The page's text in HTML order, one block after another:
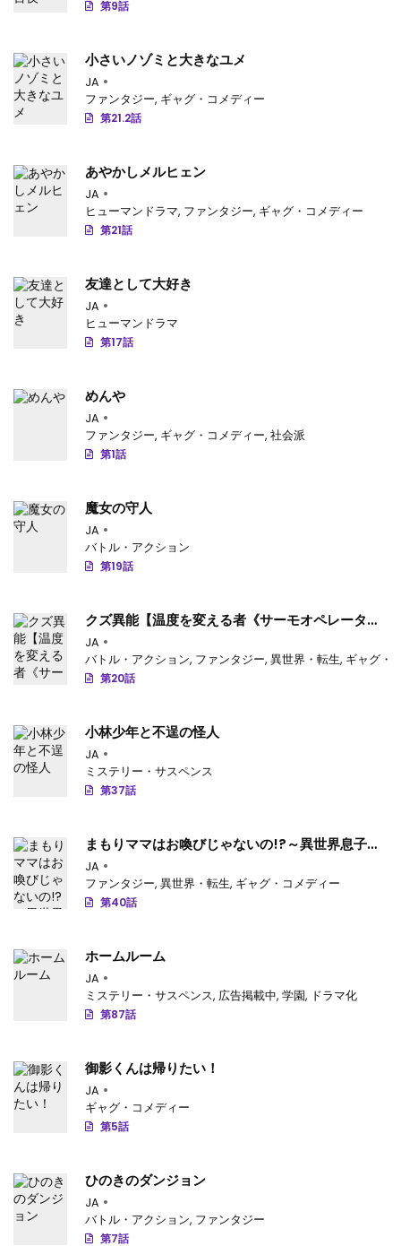
第42話 : 第42話
第41話 : 第41話
第39話 : 第39話
: 第38話
第36話 : 第36話
: 第35話
: 第34話
第33話 : 第33話
: 第32話
: 第31話
: 第29話
: 第28話
第26話 : 第26話
第25話 : 第25話
第23話 : 第23話
: 第22話
第20話 : 第20話
第19話 : 第19話
第17話 : 第17話
: 第16話
第14話 : 第14話
第13話 : 第13話
第11話 : 第11話
: 第10話
第9話
小さいノゾミと大きなユメ
JA
ファンタジー, ギャグ・コメディー
第21.2話
あやかしメルヒェン
JA
ヒューマンドラマ, ファンタジー, ギャグ・コメディー
第21話
友達として大好き
JA
ヒューマンドラマ
第17話
めんや
JA
ファンタジー, ギャグ・コメディー, 社会派
第1話
魔女の守人
JA
バトル・アクション
第19話
クズ異能【温度を変える者《サーモオペレータ
ー》】の 俺が無双するまで
JA
バトル・アクション, ファンタジー, 異世界・転生, ギャグ・
第20話
小林少年と不逞の怪人
JA
ミステリー・サスペンス
第37話
まもりママはお喚びじゃないの!?～異世界息子反
抗記～
JA
ファンタジー, 異世界・転生, ギャグ・コメディー
第40話
ホームルーム
JA
ミステリー・サスペンス, 広告掲載中, 学園, ドラマ化
第87話
御影くんは帰りたい！
JA
ギャグ・コメディー
第5話
ひのきのダンジョン
JA
バトル・アクション, ファンタジー
第7話